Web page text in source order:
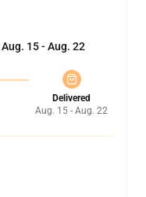
Aug. 15 - Aug. 22
Delivered
Aug. 15 - Aug. 22